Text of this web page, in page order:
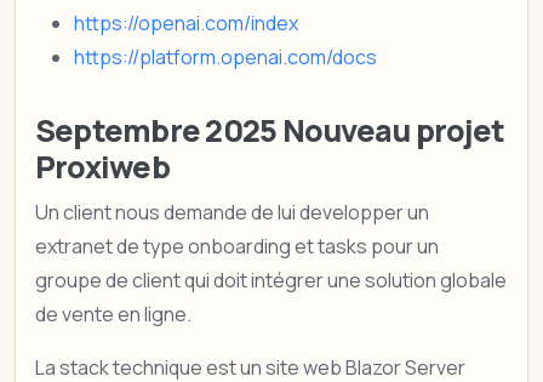
https://openai.com/index
https://platform.openai.com/docs
Septembre 2025 Nouveau projet
Proxiweb
Un client nous demande de lui developper un
extranet de type onboarding et tasks pour un
groupe de client qui doit intégrer une solution globale
de vente en ligne.
La stack technique est un site web Blazor Server